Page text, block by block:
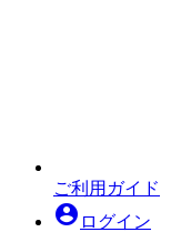
ご利用ガイド
account_circle ログイン